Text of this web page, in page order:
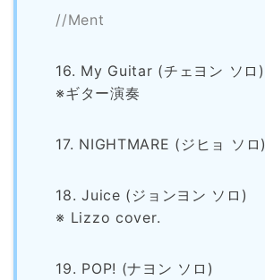
//Ment
16. My Guitar (チェヨン ソロ)
※ギター演奏
17. NIGHTMARE (ジヒョ ソロ)
18. Juice (ジョンヨン ソロ)
※ Lizzo cover.
19. POP! (ナヨン ソロ)